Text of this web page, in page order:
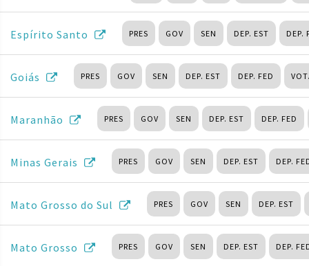
Espírito Santo PRES GOV SEN DEP. EST DEP.
Goiás PRES GOV SEN DEP. EST DEP. FED
Maranhão PRES GOV SEN DEP. EST DEP. FED
Minas Gerais PRES GOV SEN DEP. EST DEP.
Mato Grosso do Sul PRES GOV SEN DEP. EST
Mato Grosso PRES GOV SEN DEP. EST DEP.